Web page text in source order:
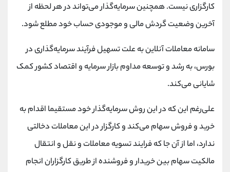
کارگزاری نیست. همچنین سرمایه‌گذار می‌تواند در هر لحظه از
آخرین وضعیت گردش مالی و موجودی حساب خود مطلع شود.
سامانه معاملات آنلاین به علت تسهیل فرآیند سرمایه‌گذاری در
بورس، به رشد و توسعه مداوم بازار سرمایه و اقتصاد کشور کمک
شایانی می‌کند.
علی‌رغم این که در این روش سرمایه‌گذار خود مستقیما اقدام به
خرید و فروش سهام می‌کند و کارگزار در این معاملات دخالتی
ندارد، اما از آن جا که فرایند تسویه معاملات و نقل و انتقال
مالکیت سهام بین خریدار و فروشنده از طریق کارگزاران انجام